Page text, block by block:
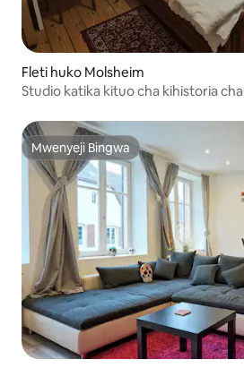
Fleti huko Molsheim
Studio katika kituo cha kihistoria cha Mosheim - mita za
Mwenyeji Bingwa
Mwenyeji Bingwa